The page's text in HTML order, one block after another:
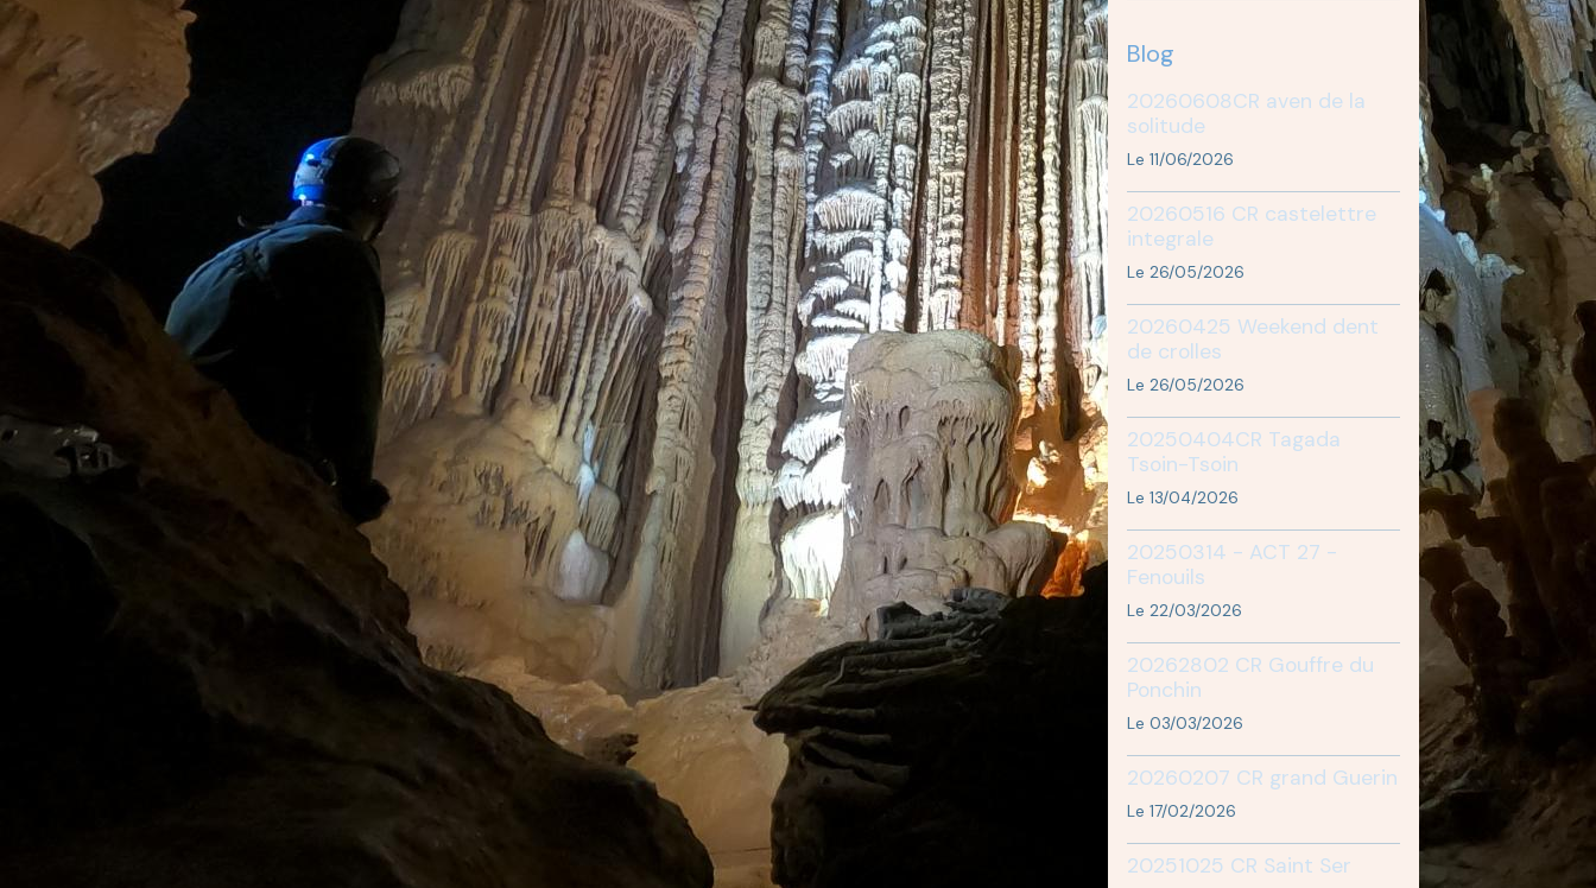
Blog
20260608CR aven de la
solitude
Le 11/06/2026
20260516 CR castelettre
integrale
Le 26/05/2026
20260425 Weekend dent
de crolles
Le 26/05/2026
20250404CR Tagada
Tsoin-Tsoin
Le 13/04/2026
20250314 - ACT 27 -
Fenouils
Le 22/03/2026
20262802 CR Gouffre du
Ponchin
Le 03/03/2026
20260207 CR grand Guerin
Le 17/02/2026
20251025 CR Saint Ser